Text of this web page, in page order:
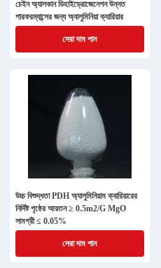
চেইন অ্যালকান ডিহাইড্রোজেনেশন উন্নত
পারফরম্যান্সের জন্য অ্যালুমিনিয়া ক্যারিয়ার
সেরা দাম পান
উচ্চ বিশুদ্ধতা PDH অ্যালুমিনিয়াম ক্যারিয়ারের
নির্দিষ্ট পৃষ্ঠের আয়তন ≥ 0.5m2/G MgO
সামগ্রী ≤ 0.05%
সেরা দাম পান